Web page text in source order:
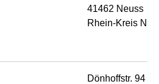
41462 Neuss
Rhein-Kreis
Dönhoffstr. 94